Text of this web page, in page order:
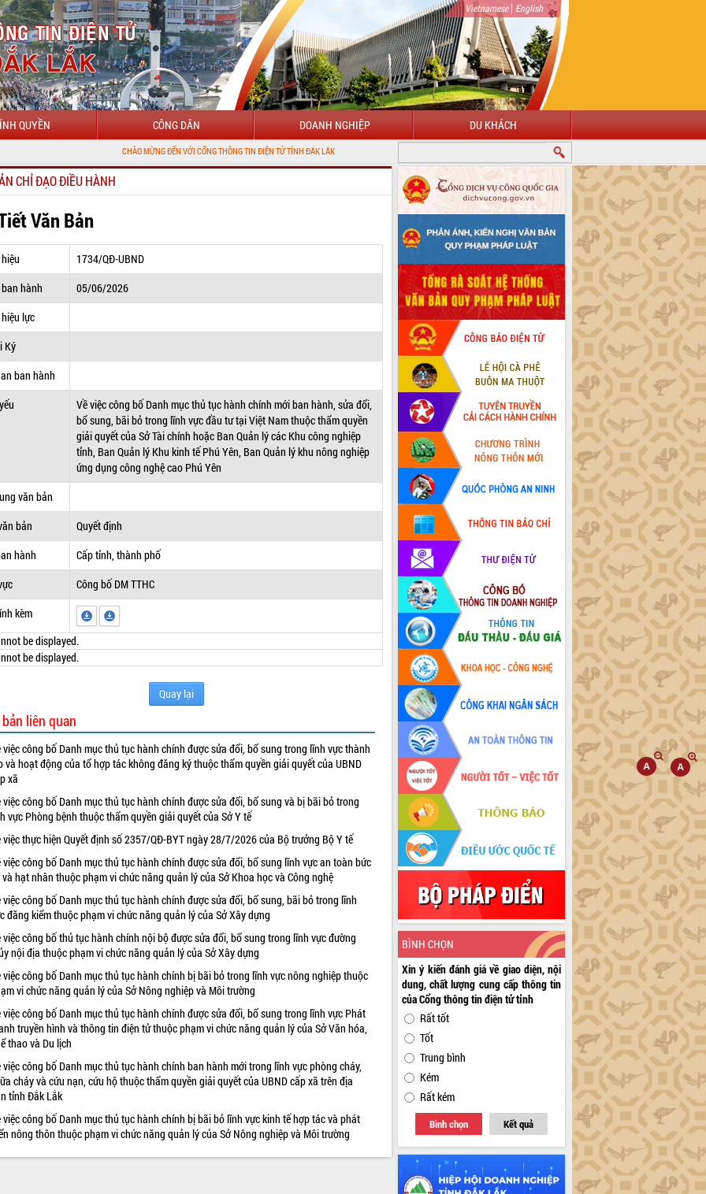
Vietnamese| English
QUYỀN CÔNG DÂN DOANH NGHIỆP DU KHÁCH
CHÀO MỪNG ĐẾN VỚI CỔNG THÔNG TIN ĐIỆN TỬ TỈNH ĐẮK LẮK
CHỈ ĐẠO ĐIỀU HÀNH
Văn Bản
1734/QĐ-UBND
hành
05/06/2026
lực
Ký
ban hành
Về việc công bố Danh mục thủ tục hành chính mới ban hành, sửa đổi,
bổ sung, bãi bỏ trong lĩnh vực đầu tư tại Việt Nam thuộc thẩm quyền
giải quyết của Sở Tài chính hoặc Ban Quản lý các Khu công nghiệp
tỉnh, Ban Quản lý Khu kinh tế Phú Yên, Ban Quản lý khu nông nghiệp
ứng dụng công nghệ cao Phú Yên
văn bản
bản
Quyết định
hành
Cấp tỉnh, thành phố
Công bố DM TTHC
kèm
be displayed.
be displayed.
Quay lại
liên quan
việc công bố Danh mục thủ tục hành chính được sửa đổi, bổ sung trong lĩnh vực thành
và hoạt động của tổ hợp tác không đăng ký thuộc thẩm quyền giải quyết của UBND
xã
việc công bố Danh mục thủ tục hành chính được sửa đổi, bổ sung và bị bãi bỏ trong
vực Phòng bệnh thuộc thẩm quyền giải quyết của Sở Y tế
việc thực hiện Quyết định số 2357/QĐ-BYT ngày 28/7/2026 của Bộ trưởng Bộ Y tế
việc công bố Danh mục thủ tục hành chính được sửa đổi, bổ sung lĩnh vực an toàn bức
và hạt nhân thuộc phạm vi chức năng quản lý của Sở Khoa học và Công nghệ
việc công bố Danh mục thủ tục hành chính được sửa đổi, bổ sung, bãi bỏ trong lĩnh
đăng kiểm thuộc phạm vi chức năng quản lý của Sở Xây dựng
việc công bố thủ tục hành chính nội bộ được sửa đổi, bổ sung trong lĩnh vực đường
nội địa thuộc phạm vi chức năng quản lý của Sở Xây dựng
việc công bố Danh mục thủ tục hành chính bị bãi bỏ trong lĩnh vực nông nghiệp thuộc
vi chức năng quản lý của Sở Nông nghiệp và Môi trường
việc công bố Danh mục thủ tục hành chính được sửa đổi, bổ sung trong lĩnh vực Phát
truyền hình và thông tin điện tử thuộc phạm vi chức năng quản lý của Sở Văn hóa,
thao và Du lịch
việc công bố Danh mục thủ tục hành chính ban hành mới trong lĩnh vực phòng cháy,
cháy và cứu nạn, cứu hộ thuộc thẩm quyền giải quyết của UBND cấp xã trên địa
tỉnh Đắk Lắk
việc công bố Danh mục thủ tục hành chính bị bãi bỏ lĩnh vực kinh tế hợp tác và phát
nông thôn thuộc phạm vi chức năng quản lý của Sở Nông nghiệp và Môi trường
BÌNH CHỌN
Xin ý kiến đánh giá về giao diện, nội
dung, chất lượng cung cấp thông tin
của Cổng thông tin điện tử tỉnh
Rất tốt
Tốt
Trung bình
Kém
Rất kém
Bình chọn Kết quả